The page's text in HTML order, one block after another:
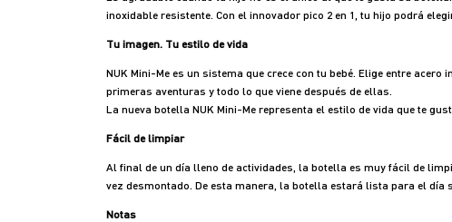
inoxidable resistente. Con el innovador pico 2 en 1, tu hijo podrá
Tu imagen. Tu estilo de vida
NUK Mini-Me es un sistema que crece con tu bebé. Elige entre
primeras aventuras y todo lo que viene después de ellas.
La nueva botella NUK Mini-Me representa el estilo de vida que te
Fácil de limpiar
Al final de un día lleno de actividades, la botella es muy fácil de
vez desmontado. De esta manera, la botella estará lista para el día
Notas